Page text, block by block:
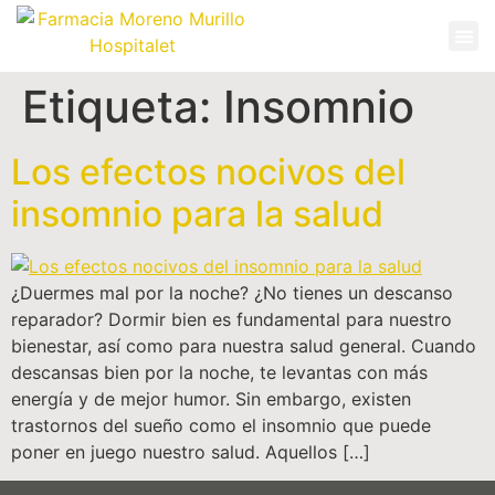
Etiqueta: Insomnio
Los efectos nocivos del
insomnio para la salud
¿Duermes mal por la noche? ¿No tienes un descanso
reparador? Dormir bien es fundamental para nuestro
bienestar, así como para nuestra salud general. Cuando
descansas bien por la noche, te levantas con más
energía y de mejor humor. Sin embargo, existen
trastornos del sueño como el insomnio que puede
poner en juego nuestro salud. Aquellos […]